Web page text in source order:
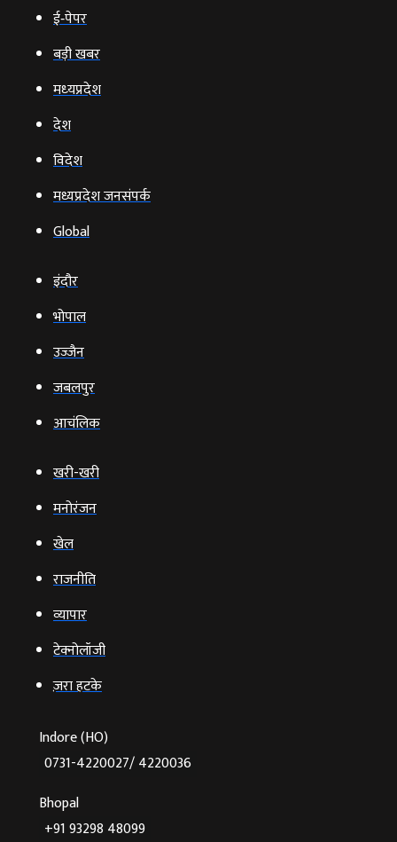
ई‑पेपर
बड़ी खबर
मध्‍यप्रदेश
देश
विदेश
मध्यप्रदेश जनसंपर्क
Global
इंदौर
भोपाल
उज्‍जैन
जबलपुर
आचंलिक
खरी-खरी
मनोरंजन
खेल
राजनीति
व्‍यापार
टेक्‍नोलॉजी
ज़रा हटके
Indore (HO)
0731-4220027/ 4220036
Bhopal
+91 93298 48099